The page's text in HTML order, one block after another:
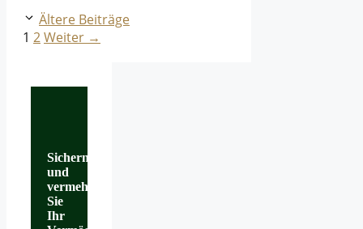
Ältere Beiträge
Seite
1 Seite
2Weiter →
Sichern
und
vermehren
Sie
Ihr